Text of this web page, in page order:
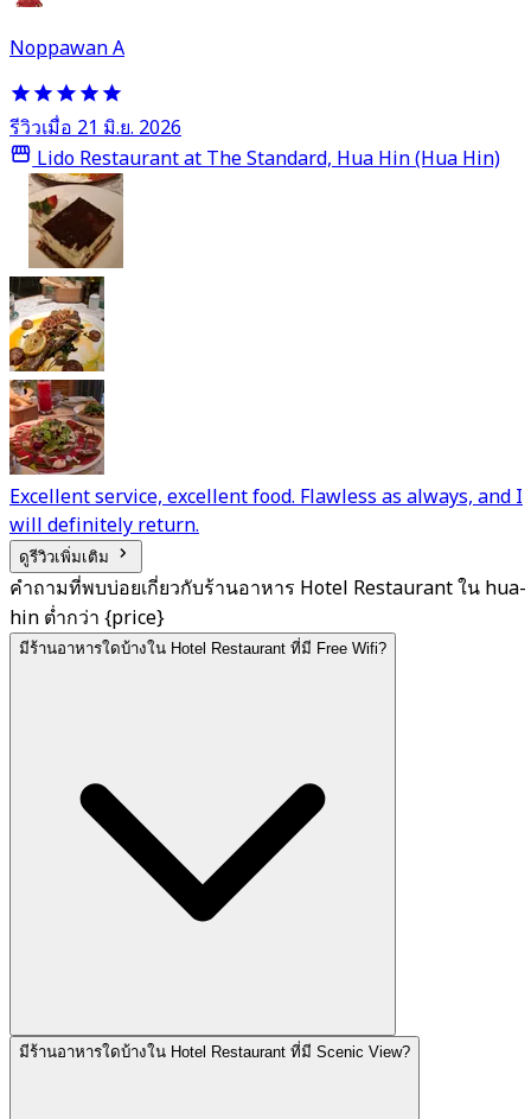
Noppawan A
รีวิวเมื่อ 21 มิ.ย. 2026
Lido Restaurant at The Standard, Hua Hin (Hua Hin)
Excellent service, excellent food. Flawless as always, and I
will definitely return.
ดูรีวิวเพิ่มเติม
คำถามที่พบบ่อยเกี่ยวกับร้านอาหาร Hotel Restaurant ใน hua-
hin ต่ำกว่า {price}
มีร้านอาหารใดบ้างใน Hotel Restaurant ที่มี Free Wifi?
มีร้านอาหารใดบ้างใน Hotel Restaurant ที่มี Scenic View?